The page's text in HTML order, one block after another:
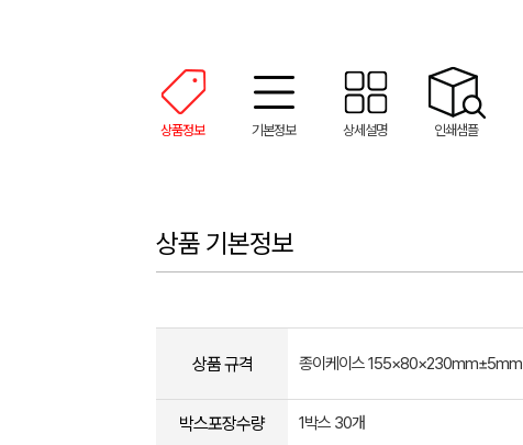
상품정보 기본정보 상세설명 인쇄샘플
상품 기본정보
상품 규격 종이케이스 155×80×230mm±5mm
박스포장수량 1박스 30개